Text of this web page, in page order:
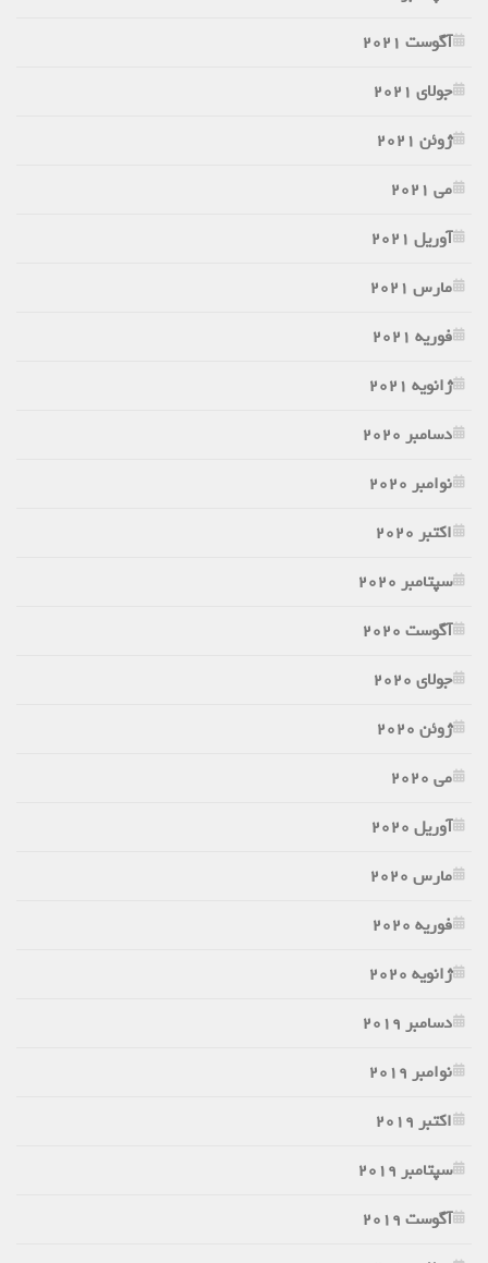
آگوست 2021
جولای 2021
ژوئن 2021
می 2021
آوریل 2021
مارس 2021
فوریه 2021
ژانویه 2021
دسامبر 2020
نوامبر 2020
اکتبر 2020
سپتامبر 2020
آگوست 2020
جولای 2020
ژوئن 2020
می 2020
آوریل 2020
مارس 2020
فوریه 2020
ژانویه 2020
دسامبر 2019
نوامبر 2019
اکتبر 2019
سپتامبر 2019
آگوست 2019